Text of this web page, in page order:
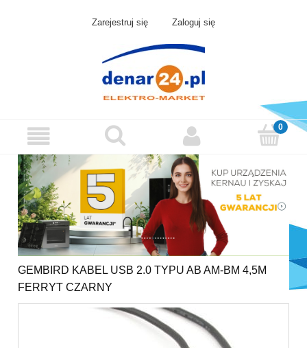
Zarejestruj się Zaloguj się
GEMBIRD KABEL USB 2.0 TYPU AB AM-BM 4,5M
FERRYT CZARNY